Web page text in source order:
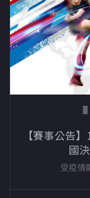
【賽事公告
國
受疫情